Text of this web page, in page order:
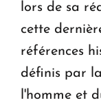
lors de sa
cette
références
définis par
l'homme et